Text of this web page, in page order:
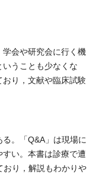
会や研究会に行く機
うことも少なくな
り，文献や臨床試験
。「Q&A」は現場に
い。本書は診療で遭
おり，解説もわかりや